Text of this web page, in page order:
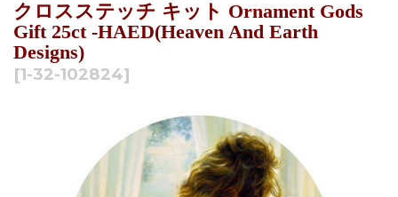
クロスステッチ キット Ornament Gods
Gift 25ct -HAED(Heaven And Earth
Designs)
[1-32-102824]